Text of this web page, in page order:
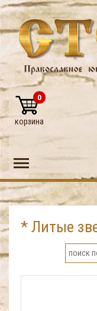
0
корзина
Toggle main menu
* Литые